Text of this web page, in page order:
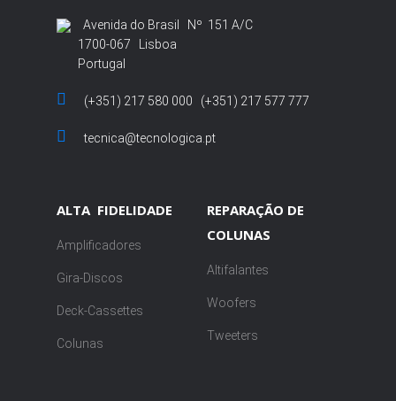
Avenida do Brasil Nº 151 A/C
1700-067 Lisboa
Portugal
(+351) 217 580 000 (+351) 217 577 777
tecnica@tecnologica.pt
ALTA FIDELIDADE
Amplificadores
Gira-Discos
Deck-Cassettes
Colunas
REPARAÇÃO DE
COLUNAS
Altifalantes
Woofers
Tweeters